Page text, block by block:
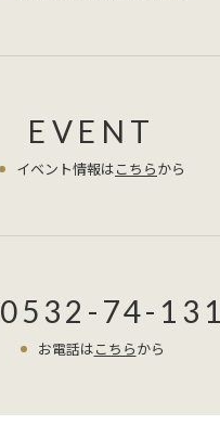
EVENT
イベント情報はこちらから
0532-74-
お電話はこちらから